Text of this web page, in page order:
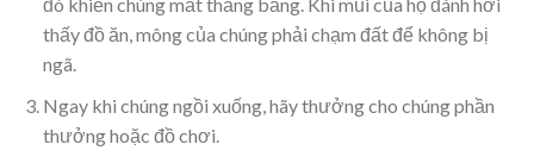
thấy đồ ăn, mông của chúng phải chạm đất để không bị
ngã.
Ngay khi chúng ngồi xuống, hãy thưởng cho chúng phần
thưởng hoặc đồ chơi.